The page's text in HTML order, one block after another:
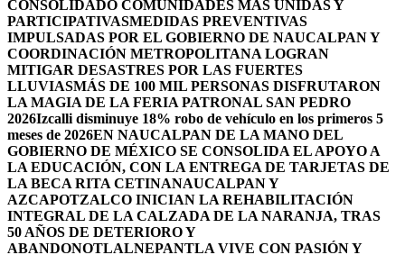
CONSOLIDADO COMUNIDADES MÁS UNIDAS Y
PARTICIPATIVASMEDIDAS PREVENTIVAS
IMPULSADAS POR EL GOBIERNO DE NAUCALPAN Y
COORDINACIÓN METROPOLITANA LOGRAN
MITIGAR DESASTRES POR LAS FUERTES
LLUVIASMÁS DE 100 MIL PERSONAS DISFRUTARON
LA MAGIA DE LA FERIA PATRONAL SAN PEDRO
2026Izcalli disminuye 18% robo de vehículo en los primeros 5
meses de 2026EN NAUCALPAN DE LA MANO DEL
GOBIERNO DE MÉXICO SE CONSOLIDA EL APOYO A
LA EDUCACIÓN, CON LA ENTREGA DE TARJETAS DE
LA BECA RITA CETINANAUCALPAN Y
AZCAPOTZALCO INICIAN LA REHABILITACIÓN
INTEGRAL DE LA CALZADA DE LA NARANJA, TRAS
50 AÑOS DE DETERIORO Y
ABANDONOTLALNEPANTLA VIVE CON PASIÓN Y